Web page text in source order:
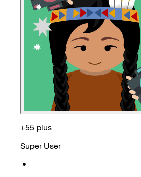
+55 plus
Super User
•